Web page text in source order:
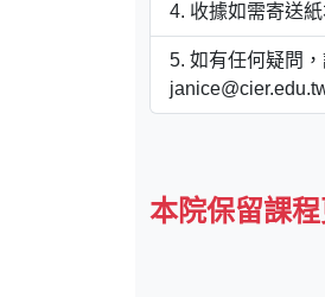
收據如需寄送
如有任何疑問
本院保留課